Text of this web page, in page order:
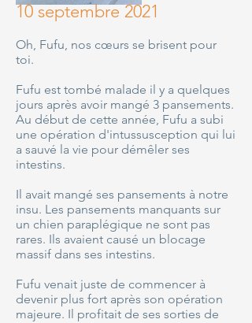
10 septembre 2021
Oh, Fufu, nos cœurs se brisent pour
toi.
Fufu est tombé malade il y a quelques
jours après avoir mangé 3 pansements.
Au début de cette année, Fufu a subi
une opération d'intussusception qui lui
a sauvé la vie pour démêler ses
intestins.
Il avait mangé ses pansements à notre
insu. Les pansements manquants sur
un chien paraplégique ne sont pas
rares. Ils avaient causé un blocage
massif dans ses intestins.
Fufu venait juste de commencer à
devenir plus fort après son opération
majeure. Il profitait de ses sorties de